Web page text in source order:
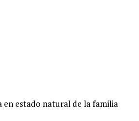
en estado natural de la familia